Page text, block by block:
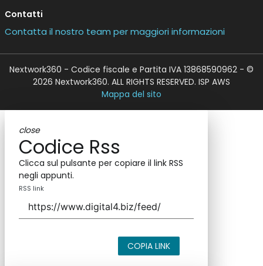
Contatti
Contatta il nostro team per maggiori informazioni
Nextwork360 - Codice fiscale e Partita IVA 13868590962 - ©
2026 Nextwork360. ALL RIGHTS RESERVED. ISP AWS
Mappa del sito
close
Codice Rss
Clicca sul pulsante per copiare il link RSS
negli appunti.
RSS link
COPIA LINK